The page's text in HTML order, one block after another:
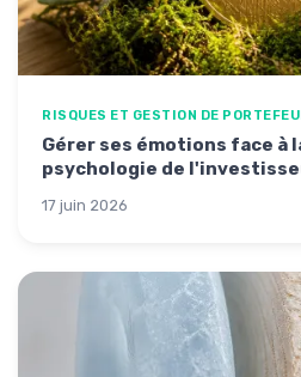
RISQUES ET GESTION DE
Gérer ses émotions face à
psychologie de
17 juin 2026